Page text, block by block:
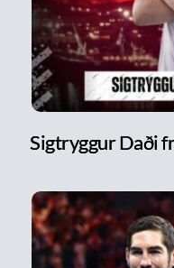
Sigtryggur Daði